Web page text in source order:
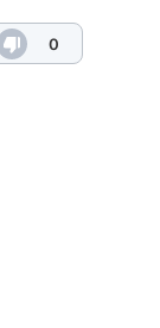
0